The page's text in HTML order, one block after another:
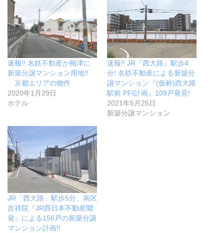
速報!! 名鉄不動産が梅津に
新築分譲マンション用地!!
京都エリアの物件
2020年1月29日
ホテル
速報!! JR『西大路』駅歩4
分! 名鉄不動産による新築分
譲マンション『(仮称)西大路
駅前 PFI計画』109戸発見!
2021年5月25日
新築分譲マンション
JR「西大路」駅歩5分、南区
吉祥院『JR西日本不動産開
発』による156戸の新築分譲
マンション計画!!